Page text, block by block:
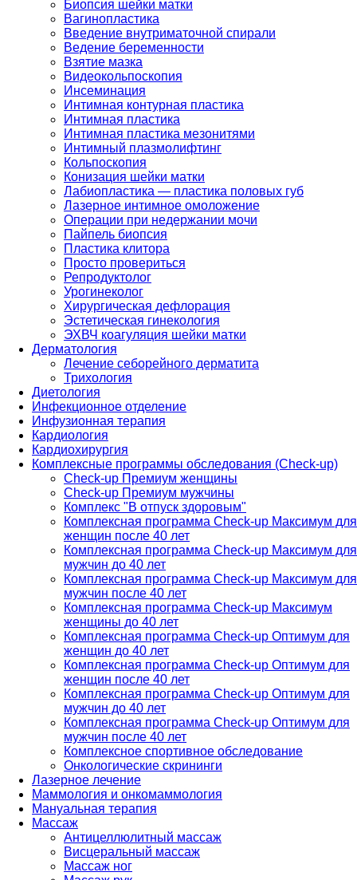
Биопсия шейки матки
Вагинопластика
Введение внутриматочной спирали
Ведение беременности
Взятие мазка
Видеокольпоскопия
Инсеминация
Интимная контурная пластика
Интимная пластика
Интимная пластика мезонитями
Интимный плазмолифтинг
Кольпоскопия
Конизация шейки матки
Лабиопластика — пластика половых губ
Лазерное интимное омоложение
Операции при недержании мочи
Пайпель биопсия
Пластика клитора
Просто провериться
Репродуктолог
Урогинеколог
Хирургическая дефлорация
Эстетическая гинекология
ЭХВЧ коагуляция шейки матки
Дерматология
Лечение себорейного дерматита
Трихология
Диетология
Инфекционное отделение
Инфузионная терапия
Кардиология
Кардиохирургия
Комплексные программы обследования (Check-up)
Check-up Премиум женщины
Check-up Премиум мужчины
Комплекс "В отпуск здоровым"
Комплексная программа Check-up Максимум для
женщин после 40 лет
Комплексная программа Check-up Максимум для
мужчин до 40 лет
Комплексная программа Check-up Максимум для
мужчин после 40 лет
Комплексная программа Check-up Максимум
женщины до 40 лет
Комплексная программа Check-up Оптимум для
женщин до 40 лет
Комплексная программа Check-up Оптимум для
женщин после 40 лет
Комплексная программа Check-up Оптимум для
мужчин до 40 лет
Комплексная программа Check-up Оптимум для
мужчин после 40 лет
Комплексное спортивное обследование
Онкологические скрининги
Лазерное лечение
Маммология и онкомаммология
Мануальная терапия
Массаж
Антицеллюлитный массаж
Висцеральный массаж
Массаж ног